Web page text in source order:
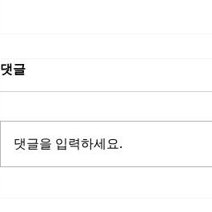
댓글
댓글을 입력하세요.